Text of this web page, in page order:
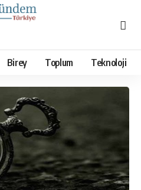
Birey Toplum Teknoloji